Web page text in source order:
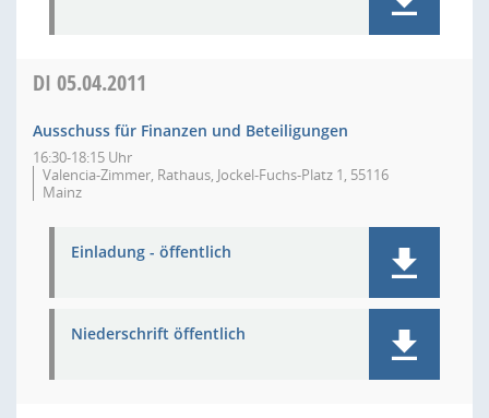
DI 05.04.2011
Ausschuss für Finanzen und Beteiligungen
16:30-18:15 Uhr
Valencia-Zimmer, Rathaus, Jockel-Fuchs-Platz 1, 55116
Mainz
Einladung - öffentlich
Niederschrift öffentlich